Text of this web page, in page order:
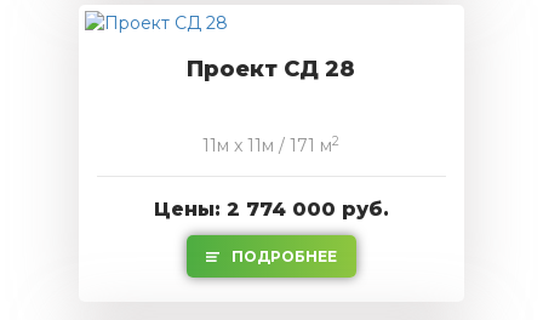
Проект СД 28
11м x 11м / 171 м2
Цены: 2 774 000 руб.
ПОДРОБНЕЕ